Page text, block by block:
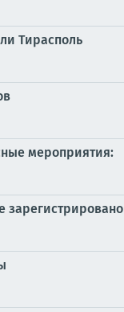
Тирасполь
мероприятия:
зарегистрировано